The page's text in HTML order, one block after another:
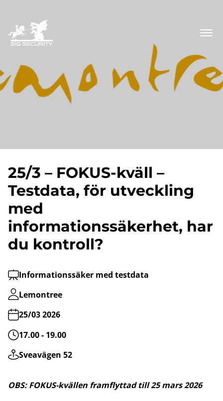
25/3 – FOKUS-kväll –
Testdata, för utveckling
med
informationssäkerhet, har
du kontroll?
Informationssäker med testdata
Lemontree
25/03 2026
17.00 - 19.00
Sveavägen 52
OBS: FOKUS-kvällen framflyttad till 25 mars 2026